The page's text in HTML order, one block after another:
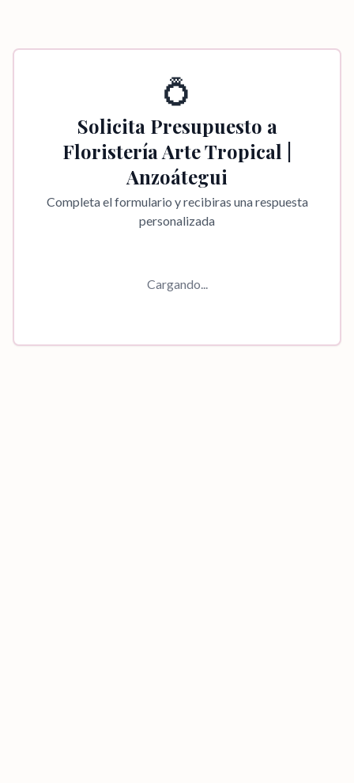
💍
Solicita Presupuesto a
Floristería Arte Tropical |
Anzoátegui
Completa el formulario y recibiras una respuesta
personalizada
Cargando...